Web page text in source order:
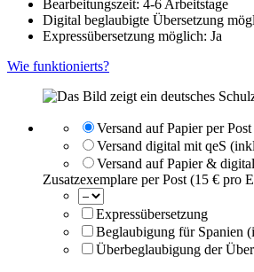
Bearbeitungszeit: 4-6 Arbeitstage
Digital beglaubigte Übersetzung
Expressübersetzung möglich: Ja
Wie funktionierts?
Versand auf Papier per
Versand digital mit qeS
Versand auf Papier & digital
Zusatzexemplare per Post (15 € pro
Expressübersetzung
Beglaubigung für Spanien
Überbeglaubigung der